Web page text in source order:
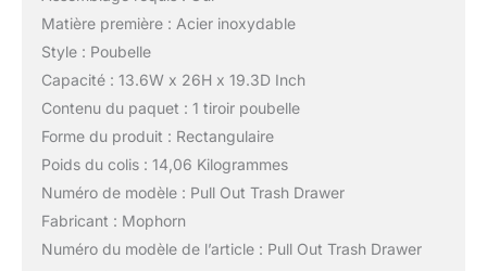
Matière première : Acier inoxydable
Style : Poubelle
Capacité : 13.6W x 26H x 19.3D Inch
Contenu du paquet : 1 tiroir poubelle
Forme du produit : Rectangulaire
Poids du colis : 14,06 Kilogrammes
Numéro de modèle : Pull Out Trash Drawer
Fabricant : Mophorn
Numéro du modèle de l’article : Pull Out Trash Drawer